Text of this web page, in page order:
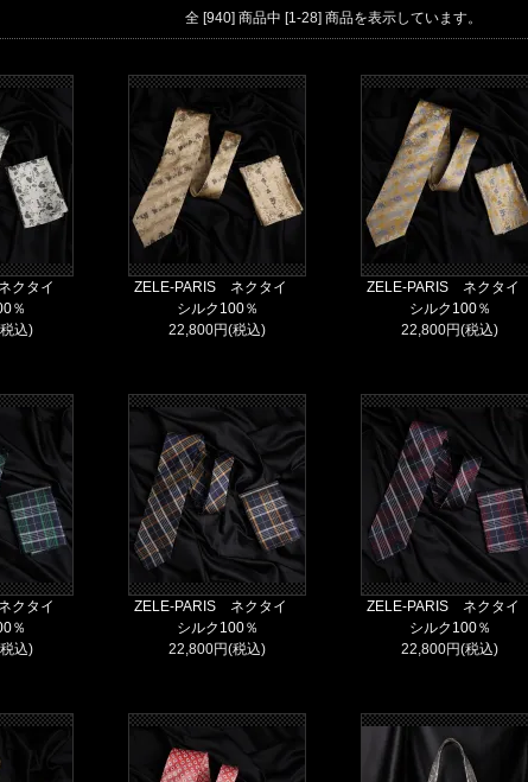
全 [940] 商品中 [1-28] 商品を表示しています。
クタイ
％
込)
ZELE-PARIS ネクタイ
シルク100％
22,800円(税込)
ZELE-PARIS ネクタイ
シルク100％
22,800円(税込)
クタイ
％
込)
ZELE-PARIS ネクタイ
シルク100％
22,800円(税込)
ZELE-PARIS ネクタイ
シルク100％
22,800円(税込)